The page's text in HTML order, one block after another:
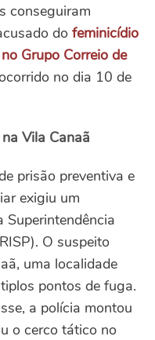
conseguiram
do feminicídio
Grupo Correio de
no dia 10 de
Vila Canaã
prisão preventiva e
exigiu um
O suspeito
uma localidade
pontos de fuga.
a polícia montou
o cerco tático no